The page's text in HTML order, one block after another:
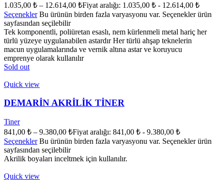
1.035,00 ₺ – 12.614,00 ₺Fiyat aralığı: 1.035,00 ₺ - 12.614,00 ₺
Seçenekler Bu ürünün birden fazla varyasyonu var. Seçenekler ürün
sayfasından seçilebilir
Tek komponentli, poliüretan esaslı, nem kürlenmeli metal hariç her
türlü yüzeye uygulanabilen astardır Her türlü ahşap teknelerin
macun uygulamalarında ve vernik altına astar ve koruyucu
emprenye olarak kullanılır
Sold out
Quick view
DEMARİN AKRİLİK TİNER
Tiner
841,00 ₺ – 9.380,00 ₺Fiyat aralığı: 841,00 ₺ - 9.380,00 ₺
Seçenekler Bu ürünün birden fazla varyasyonu var. Seçenekler ürün
sayfasından seçilebilir
Akrilik boyaları inceltmek için kullanılır.
Quick view